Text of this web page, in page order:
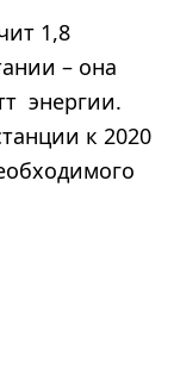
1,8
– она
энергии.
к 2020